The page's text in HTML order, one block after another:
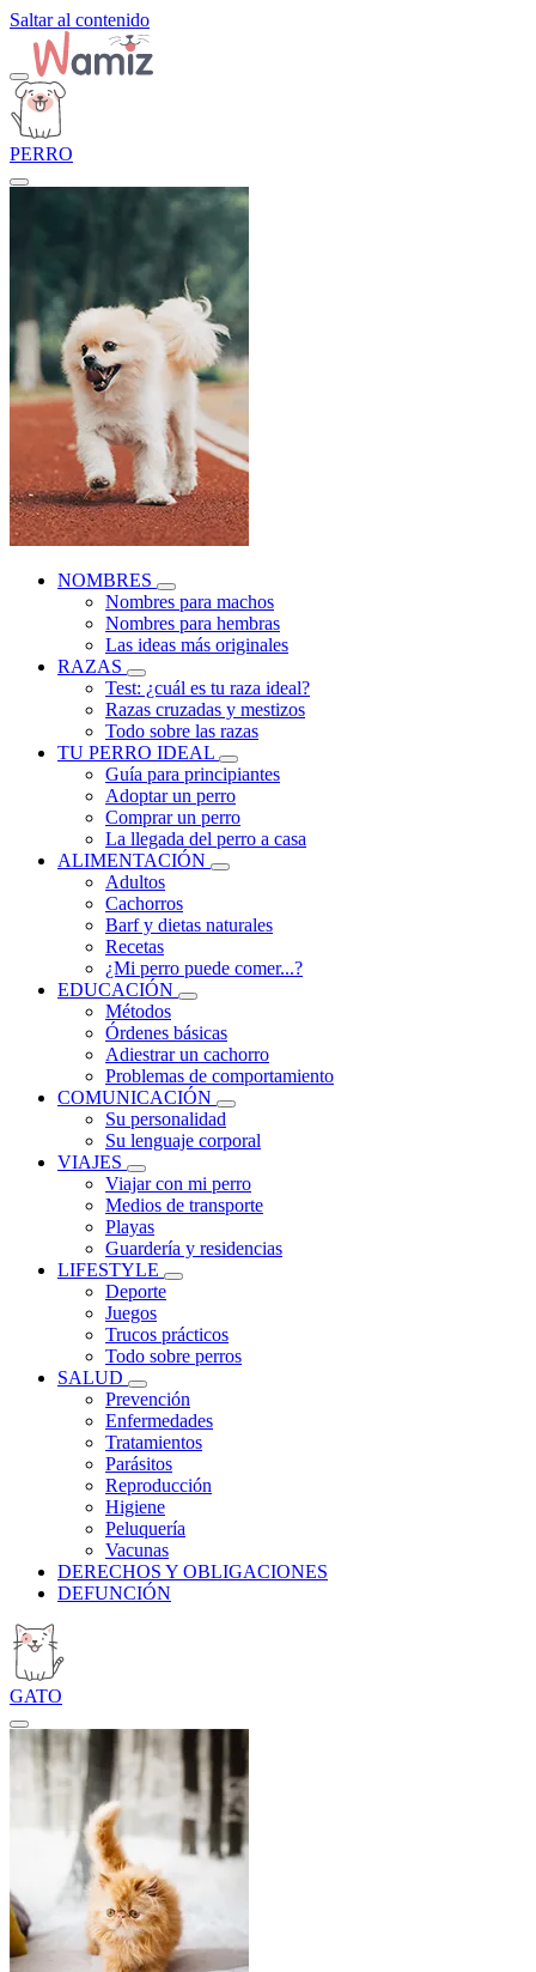
Saltar al contenido
PERRO
NOMBRES
Nombres para machos
Nombres para hembras
Las ideas más originales
RAZAS
Test: ¿cuál es tu raza ideal?
Razas cruzadas y mestizos
Todo sobre las razas
TU PERRO IDEAL
Guía para principiantes
Adoptar un perro
Comprar un perro
La llegada del perro a casa
ALIMENTACIÓN
Adultos
Cachorros
Barf y dietas naturales
Recetas
¿Mi perro puede comer...?
EDUCACIÓN
Métodos
Órdenes básicas
Adiestrar un cachorro
Problemas de comportamiento
COMUNICACIÓN
Su personalidad
Su lenguaje corporal
VIAJES
Viajar con mi perro
Medios de transporte
Playas
Guardería y residencias
LIFESTYLE
Deporte
Juegos
Trucos prácticos
Todo sobre perros
SALUD
Prevención
Enfermedades
Tratamientos
Parásitos
Reproducción
Higiene
Peluquería
Vacunas
DERECHOS Y OBLIGACIONES
DEFUNCIÓN
GATO